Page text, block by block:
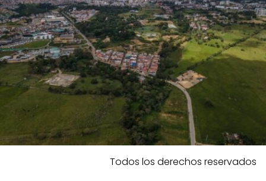
Todos los derechos reservados